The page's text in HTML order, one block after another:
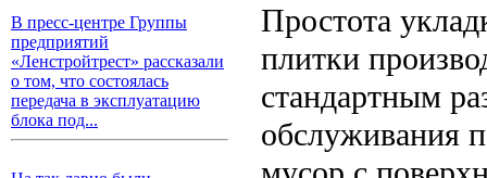
В пресс-центре Группы
предприятий
«Ленстройтрест» рассказали
о том, что состоялась
передача в эксплуатацию
блока под...
Простота
плитки
стандартным
обслуживания